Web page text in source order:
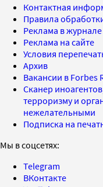
Контактная
Правила
Реклама в журнале
Реклама на сайте
Условия
Архив
Вакансии в Forbes
Сканер
терроризму и
нежелательными
Подписка на
Мы в соцсетях:
Telegram
ВКонтакте